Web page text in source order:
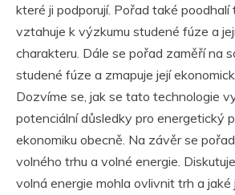
které ji podporují. Pořad také
vztahuje k výzkumu studené fúze a
charakteru. Dále se pořad zaměří na
studené fúze a zmapuje její
Dozvíme se, jak se tato technologie
potenciální důsledky pro energetický
ekonomiku obecně. Na závěr se
volného trhu a volné energie.
volná energie mohla ovlivnit trh a jaké